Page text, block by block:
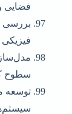
فضایی
بررسی
سطوح
توسعه